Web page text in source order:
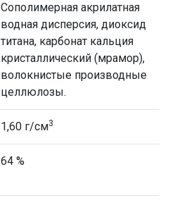
Сополимерная акрилатная
водная дисперсия, диоксид
титана, карбонат кальция
кристаллический (мрамор),
волокнистые производные
целлюлозы.
1,60 г/см3
64 %